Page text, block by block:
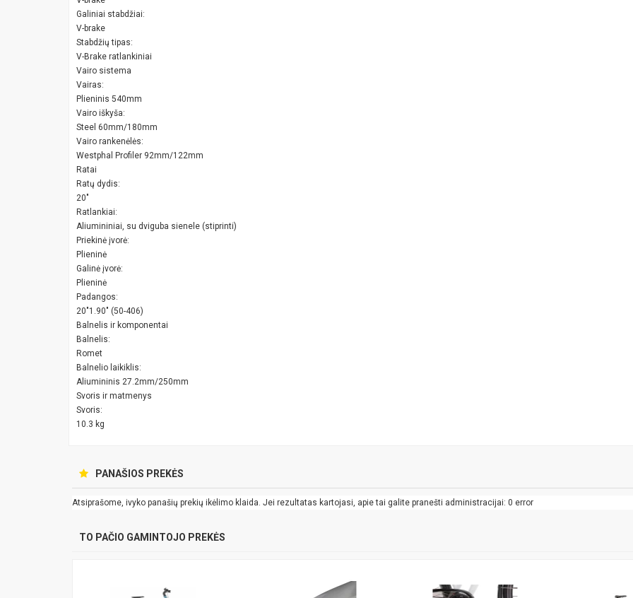
Galiniai stabdžiai:
V-brake
Stabdžių tipas:
V-Brake ratlankiniai
Vairo sistema
Vairas:
Plieninis 540mm
Vairo iškyša:
Steel 60mm/180mm
Vairo rankenėlės:
Westphal Profiler 92mm/122mm
Ratai
Ratų dydis:
20"
Ratlankiai:
Aliumininiai, su dviguba sienele (stiprinti)
Priekinė įvorė:
Plieninė
Galinė įvorė:
Plieninė
Padangos:
20"1.90" (50-406)
Balnelis ir komponentai
Balnelis:
Romet
Balnelio laikiklis:
Aliumininis 27.2mm/250mm
Svoris ir matmenys
Svoris:
10.3 kg
PANAŠIOS PREKĖS
Atsiprašome, ivyko panašių prekių ikėlimo klaida. Jei rezultatas kartojasi, apie tai galite pranešti administracijai: 0 error
TO PAČIO GAMINTOJO PREKĖS